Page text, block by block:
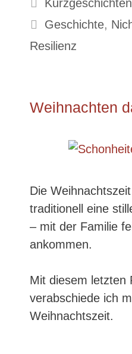
Schlagwörter
Geschichte,
Resilienz
Weihnachten
Die
traditionell eine
– mit der Familie
ankommen.
Mit diesem letzten
verabschiede ich
Weihnachtszeit.